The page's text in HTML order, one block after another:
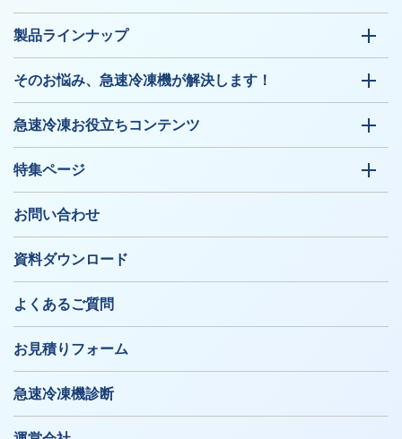
製品ラインナップ
そのお悩み、急速冷凍機が解決します！
急速冷凍お役立ちコンテンツ
特集ページ
お問い合わせ
資料ダウンロード
よくあるご質問
お見積りフォーム
急速冷凍機診断